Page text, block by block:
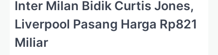
Inter Milan Bidik Curtis Jones,
Liverpool Pasang Harga Rp821
Miliar